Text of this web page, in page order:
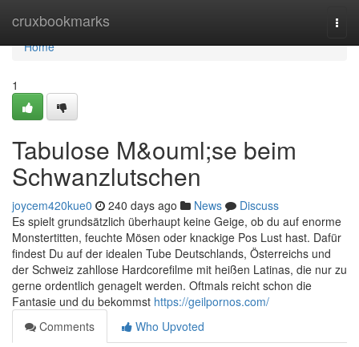
cruxbookmarks
Home
Home
1
Tabulose M&ouml;se beim
Schwanzlutschen
joycem420kue0 240 days ago News
Discuss
Es spielt grundsätzlich überhaupt keine Geige, ob du auf enorme
Monstertitten, feuchte Mösen oder knackige Pos Lust hast. Dafür
findest Du auf der idealen Tube Deutschlands, Österreichs und
der Schweiz zahllose Hardcorefilme mit heißen Latinas, die nur zu
gerne ordentlich genagelt werden. Oftmals reicht schon die
Fantasie und du bekommst https://geilpornos.com/
Comments
Who Upvoted